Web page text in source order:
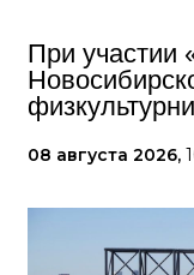
При участии
08 августа 2026,